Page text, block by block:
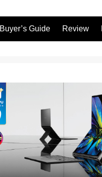
Buyer’s Guide Review